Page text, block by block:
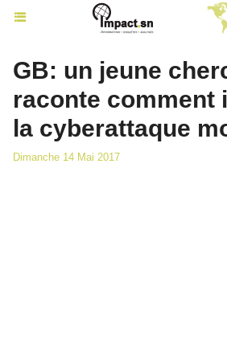
GB: un jeune
raconte comment
la cyberattaque
Dimanche 14 Mai 2017